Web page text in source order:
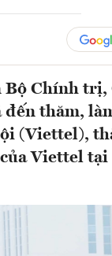
Chính trị,
thăm,
(Viettel),
Viettel